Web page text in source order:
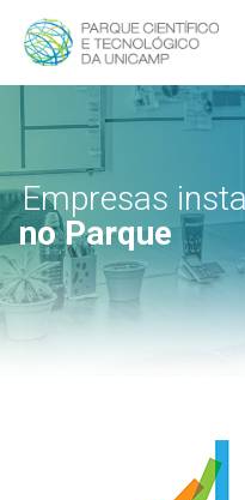
no Parque
Empresas